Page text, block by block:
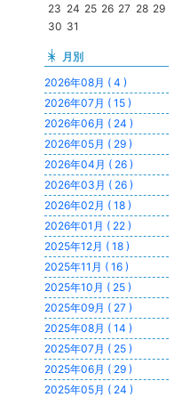
23 24 25 26 27 28 29
30 31
月別
2026年08月 ( 4 )
2026年07月 ( 15 )
2026年06月 ( 24 )
2026年05月 ( 29 )
2026年04月 ( 26 )
2026年03月 ( 26 )
2026年02月 ( 18 )
2026年01月 ( 22 )
2025年12月 ( 18 )
2025年11月 ( 16 )
2025年10月 ( 25 )
2025年09月 ( 27 )
2025年08月 ( 14 )
2025年07月 ( 25 )
2025年06月 ( 29 )
2025年05月 ( 24 )